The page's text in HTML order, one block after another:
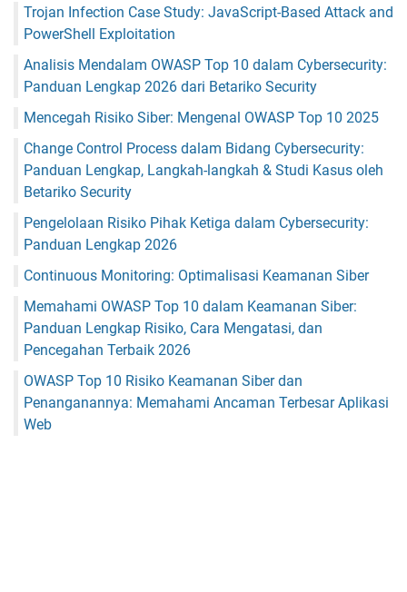
Trojan Infection Case Study: JavaScript-Based Attack and
PowerShell Exploitation
Analisis Mendalam OWASP Top 10 dalam Cybersecurity:
Panduan Lengkap 2026 dari Betariko Security
Mencegah Risiko Siber: Mengenal OWASP Top 10 2025
Change Control Process dalam Bidang Cybersecurity:
Panduan Lengkap, Langkah-langkah & Studi Kasus oleh
Betariko Security
Pengelolaan Risiko Pihak Ketiga dalam Cybersecurity:
Panduan Lengkap 2026
Continuous Monitoring: Optimalisasi Keamanan Siber
Memahami OWASP Top 10 dalam Keamanan Siber:
Panduan Lengkap Risiko, Cara Mengatasi, dan
Pencegahan Terbaik 2026
OWASP Top 10 Risiko Keamanan Siber dan
Penanganannya: Memahami Ancaman Terbesar Aplikasi
Web